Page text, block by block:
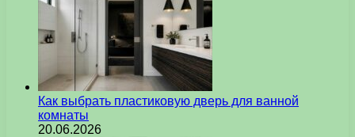
Как выбрать пластиковую дверь для ванной
комнаты
20.06.2026